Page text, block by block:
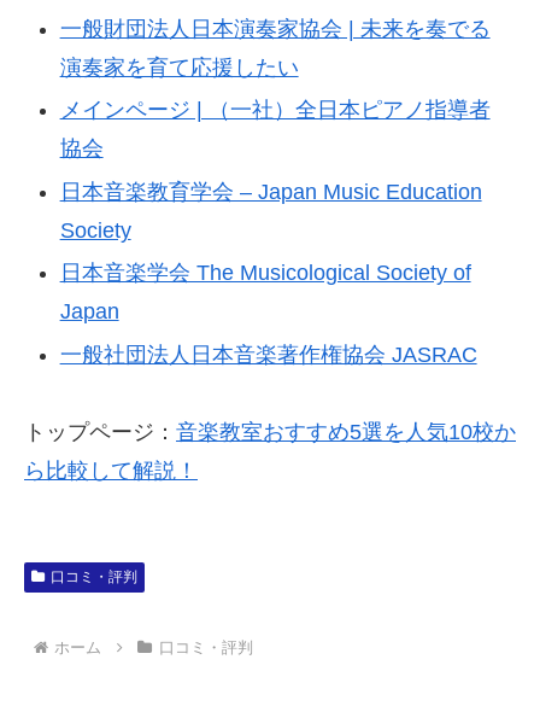
一般財団法人日本演奏家協会 | 未来を奏でる
演奏家を育て応援したい
メインページ | （一社）全日本ピアノ指導者
協会
日本音楽教育学会 – Japan Music Education
Society
日本音楽学会 The Musicological Society of
Japan
一般社団法人日本音楽著作権協会 JASRAC
トップページ： 音楽教室おすすめ5選を人気10校か
ら比較して解説！
口コミ・評判
ホーム 口コミ・評判